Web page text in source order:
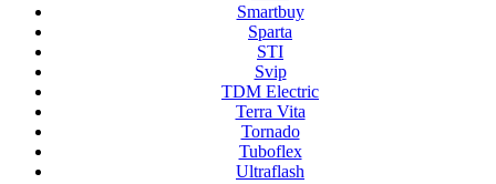
Smartbuy
Sparta
STI
Svip
TDM Electric
Terra Vita
Tornado
Tuboflex
Ultraflash